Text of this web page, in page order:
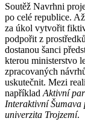
Soutěž Navrhni
po celé republice.
za úkol vytvořit
podpořit z
dostanou šanci
kterou ministerstvo
zpracovaných
uskutečnit. Mezi
například Aktivní
Interaktivní Šumava
univerzita Trojzemí.